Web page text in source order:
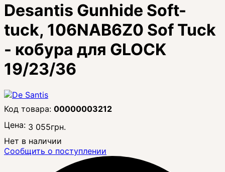
Desantis Gunhide Soft-
tuck, 106NAB6Z0 Sof Tuck
- кобура для GLOCK
19/23/36
00000003212
Цена: 3 055грн.
Нет в наличии
Сообщить о поступлении